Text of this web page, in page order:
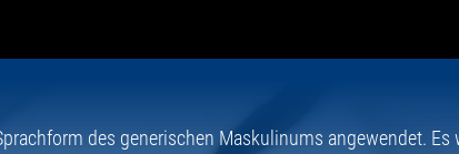
des generischen Maskulinums angewendet.